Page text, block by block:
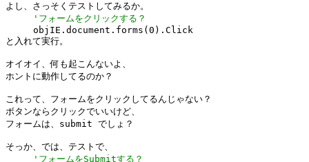
よし、さっそくテストしてみるか。
'フォームをクリックする？
     objIE.document.forms(0).Click
と入れて実行。
オイオイ、何も起こんないよ、
ホントに動作してるのか？
これって、フォームをクリックしてるんじゃない？
ボタンならクリックでいいけど、
フォームは、submit でしょ？
そっか、では、テストで、
'フォームをSubmitする？